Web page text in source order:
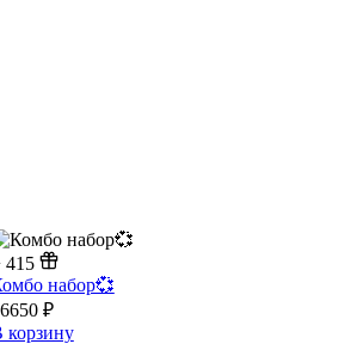
415
набор💞
₽
корзину